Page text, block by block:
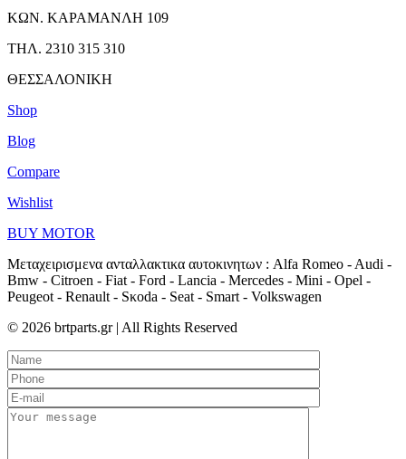
ΚΩΝ. ΚΑΡΑΜΑΝΛΗ 109
ΤΗΛ. 2310 315 310
ΘΕΣΣΑΛΟΝΙΚΗ
Shop
Blog
Compare
Wishlist
BUY MOTOR
Μεταχειρισμενα ανταλλακτικα αυτοκινητων : Alfa Romeo - Audi -
Bmw - Citroen - Fiat - Ford - Lancia - Mercedes - Mini - Opel -
Peugeot - Renault - Sκoda - Seat - Smart - Volkswagen
© 2026 brtparts.gr | All Rights Reserved